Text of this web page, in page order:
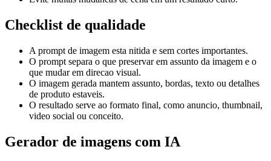
Checklist de qualidade
A prompt de imagem esta nitida e sem cortes importantes.
O prompt separa o que preservar em assunto da imagem e o
que mudar em direcao visual.
O imagem gerada mantem assunto, bordas, texto ou detalhes
de produto estaveis.
O resultado serve ao formato final, como anuncio, thumbnail,
video social ou conceito.
Gerador de imagens com IA